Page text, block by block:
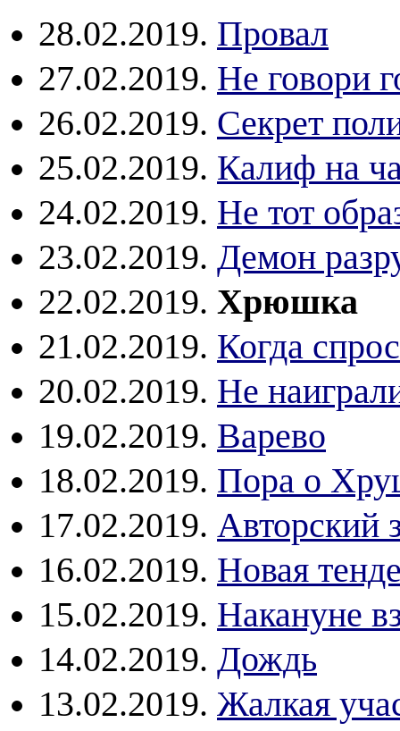
28.02.2019. Провал
27.02.2019. Не говори
26.02.2019. Секрет
25.02.2019. Калиф на
24.02.2019. Не тот
23.02.2019. Демон
22.02.2019. Хрюшка
21.02.2019. Когда
20.02.2019. Не
19.02.2019. Варево
18.02.2019. Пора о
17.02.2019. Авторский
16.02.2019. Новая
15.02.2019. Накануне
14.02.2019. Дождь
13.02.2019. Жалкая